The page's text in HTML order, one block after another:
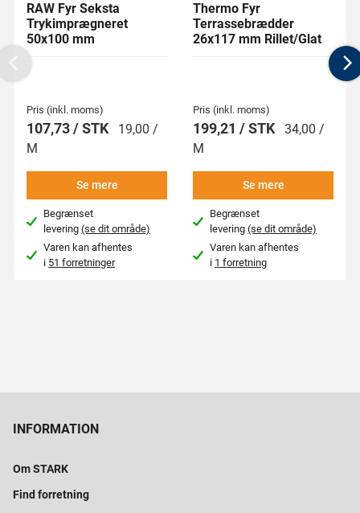
RAW Fyr Seksta
Trykimprægneret
50x100 mm
Pris (inkl. moms)
107,73 / STK
19,00 /
M
Se mere
Begrænset
levering(se dit område)
Varen kan afhentes
i 51 forretninger
Thermo Fyr
Terrassebrædder
26x117 mm Rillet/Glat
Pris (inkl. moms)
199,21 / STK 34,00 /
M
Se mere
Begrænset
levering(se dit område)
Varen kan afhentes
i 1 forretning
Previous
INFORMATION
Om STARK
Find forretning